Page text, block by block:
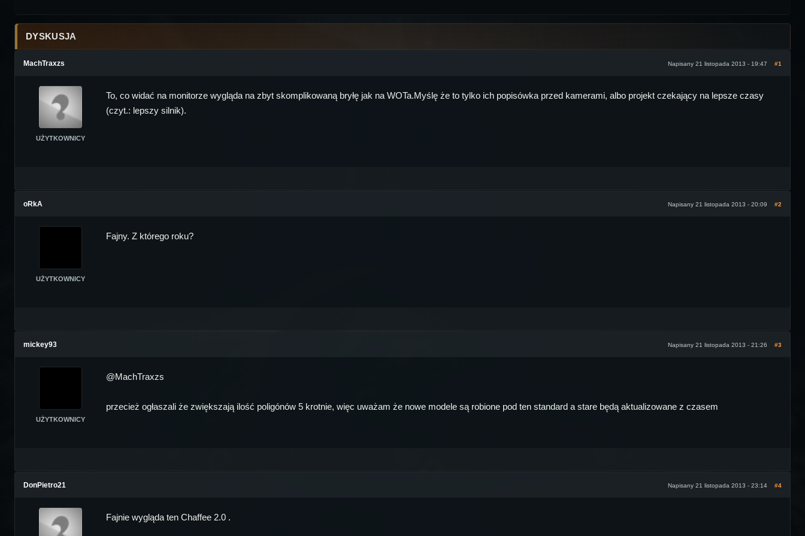
DYSKUSJA
MachTraxzs Napisany 21 listopada 2013 - 19:47 #1
UŻYTKOWNICY
To, co widać na monitorze wygląda na zbyt skomplikowaną bryłę jak na WOTa.Myślę że to tylko ich popisówka przed kamerami, albo projekt czekający na lepsze czasy
(czyt.: lepszy silnik).
oRkA Napisany 21 listopada 2013 - 20:09 #2
UŻYTKOWNICY
Fajny. Z którego roku?
mickey93 Napisany 21 listopada 2013 - 21:26 #3
UŻYTKOWNICY
@MachTraxzs
przecież ogłaszali że zwiększają ilość poligónów 5 krotnie, więc uważam że nowe modele są robione pod ten standard a stare będą aktualizowane z czasem
DonPietro21 Napisany 21 listopada 2013 - 23:14 #4
Fajnie wygląda ten Chaffee 2.0 .